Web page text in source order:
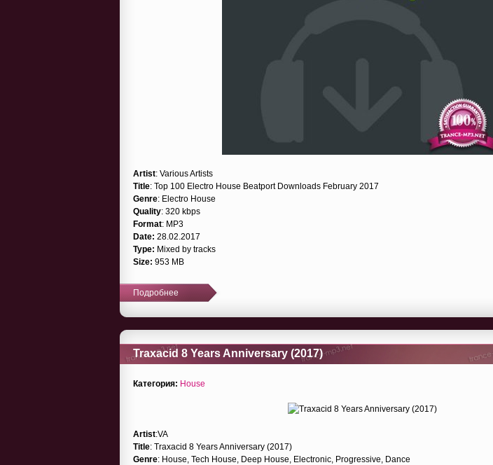
Artist: Various Artists
Title: Top 100 Electro House Beatport Downloads February 2017
Genre: Electro House
Quality: 320 kbps
Format: MP3
Date: 28.02.2017
Type: Mixed by tracks
Size: 953 MB
Подробнее
Traxacid 8 Years Anniversary (2017)
Категория: House
Artist:VA
Title: Traxacid 8 Years Anniversary (2017)
Genre: House, Tech House, Deep House, Electronic, Progressive, Dance